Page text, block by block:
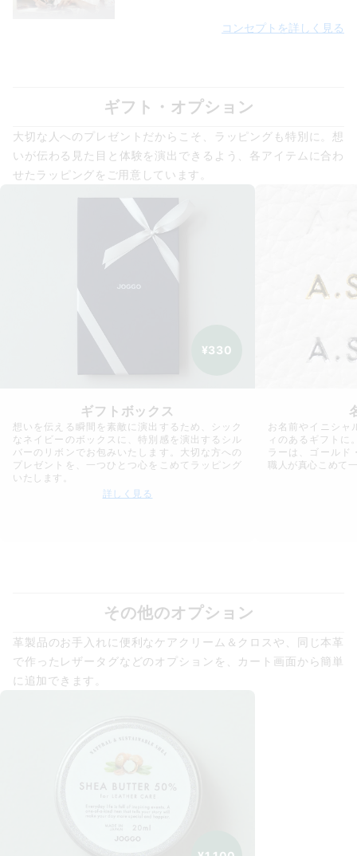
コンセプトを詳しく見る
ギフト・オプション
大切な人へのプレゼントだからこそ、ラッピングも特別に。想
いが伝わる見た目と体験を演出できるよう、各アイテムに合わ
せたラッピングをご用意しています。
¥330
ギフトボックス
想いを伝える瞬間を素敵に演出するため、シック
なネイビーのボックスに、特別感を演出するシル
バーのリボンでお包みいたします。大切な方への
プレゼントを、一つひとつ心をこめてラッピング
いたします。
詳しく見る
お名前やイニシャ
ィのあるギフトに
ラーは、ゴール
職人が真心こめて
その他のオプション
革製品のお手入れに便利なケアクリーム＆クロスや、同じ本革
で作ったレザータグなどのオプションを、カート画面から簡単
に追加できます。